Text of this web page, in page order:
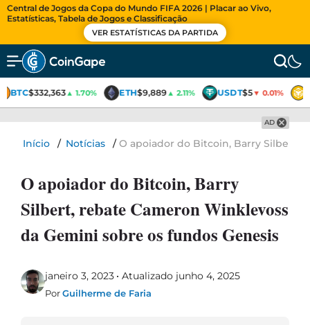
Central de Jogos da Copa do Mundo FIFA 2026 | Placar ao Vivo,
Estatísticas, Tabela de Jogos e Classificação
VER ESTATÍSTICAS DA PARTIDA
BTC$332,363▲ 1.70% ETH$9,889▲ 2.11% USDT$5▼ 0.01%
AD
Início / Notícias /O apoiador do Bitcoin, Barry Silbert,
O apoiador do Bitcoin, Barry
Silbert, rebate Cameron Winklevoss
da Gemini sobre os fundos Genesis
janeiro 3, 2023 Atualizado junho 4, 2025
PorGuilherme de Faria